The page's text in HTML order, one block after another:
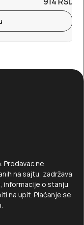
Prodavac ne
na sajtu, zadržava
informacije o stanju
na upit. Plaćanje se